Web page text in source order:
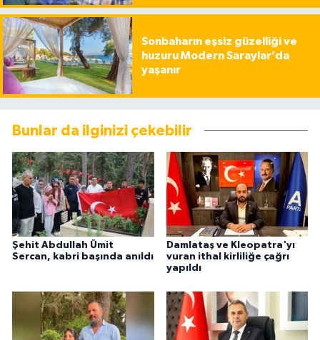
Sonbaharın eşsiz güzelliği ve
huzuru Modern Saraylar’da
yaşanır
Bunlar da ilginizi çekebilir
Şehit Abdullah Ümit
Sercan, kabri başında anıldı
Damlataş ve Kleopatra'yı
vuran ithal kirliliğe çağrı
yapıldı